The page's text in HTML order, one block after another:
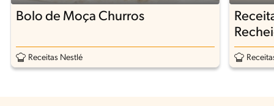
Bolo de Moça Churros
Receitas Nestlé